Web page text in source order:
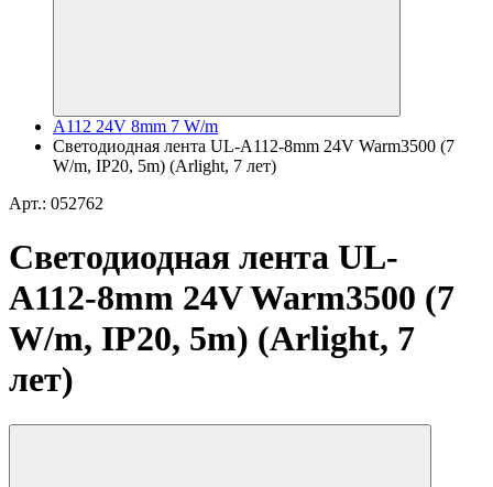
A112 24V 8mm 7 W/m
Светодиодная лента UL-A112-8mm 24V Warm3500 (7
W/m, IP20, 5m) (Arlight, 7 лет)
Арт.: 052762
Светодиодная лента UL-
A112-8mm 24V Warm3500 (7
W/m, IP20, 5m) (Arlight, 7
лет)